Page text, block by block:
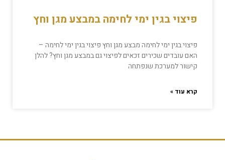
פיצוי בגין ימי לחימה במבצע מגן וחץ
פיצוי בגין ימי לחימה מבצע מגן וחץ פיצוי בגין ימי לחימה –
האם עובדים שכירים זכאים לפיצוי גם במבצע מגן וחץ? להלן
קישור למערכת שנפתחה
קרא עוד »